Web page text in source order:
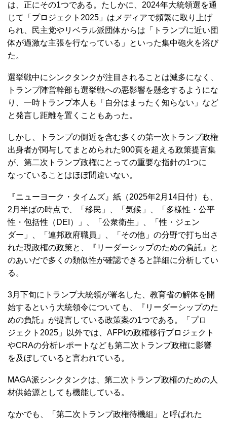
は、正にその1つである。たしかに、2024年大統領選を通
じて「プロジェクト2025」はメディアで頻繁に取り上げ
られ、民主党やリベラル派団体からは「トランプに近い団
体が過激な主張を行なっている」といった集中砲火を浴び
た。
選挙戦中にシンクタンクが注目されることは滅多になく、
トランプ陣営幹部も選挙戦への悪影響を懸念するようにな
り、一時トランプ本人も「自分はまったく知らない」など
と発言し距離を置くこともあった。
しかし、トランプの側近を含む多くの第一次トランプ政権
出身者が関与してまとめられた900頁を超える政策提言集
が、第二次トランプ政権にとっての重要な指針の1つに
なっていることはほぼ間違いない。
『ニューヨーク・タイムズ』紙（2025年2月14日付）も、
2月半ばの時点で、「移民」、「気候」、「多様性・公平
性・包括性（DEI）」、「公衆衛生」、「性・ジェン
ダー」、「連邦政府職員」、「その他」の分野で打ち出さ
れた現政権の政策と、『リーダーシップのための負託』と
のあいだで多くの類似性が確認できると詳細に分析してい
る。
3月下旬にトランプ大統領が署名した、教育省の解体を開
始するという大統領令についても、『リーダーシップのた
めの負託』が提言している政策案の1つである。「プロ
ジェクト2025」以外では、AFPIの政権移行プロジェクト
やCRAの分析レポートなども第二次トランプ政権に影響
を及ぼしていると言われている。
MAGA派シンクタンクは、第二次トランプ政権のための人
材供給源としても機能している。
なかでも、「第二次トランプ政権待機組」と呼ばれた